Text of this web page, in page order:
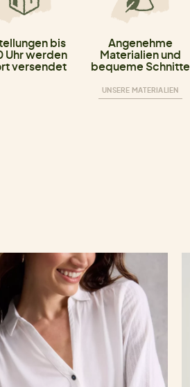
bis
Uhr werden
versendet
Angenehme
Materialien und
bequeme Schnitte
UNSERE MATERIALIEN